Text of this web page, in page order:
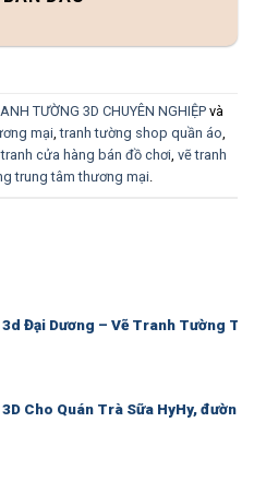
TƯỜNG 3D CHUYÊN NGHIỆP và
mại,tranh tường shop quần áo,
cửa hàng bán đồ chơi, vẽ tranh
trung tâm thương mại.
Đại Dương – Vẽ Tranh Tường
Cho Quán Trà Sữa HyHy,